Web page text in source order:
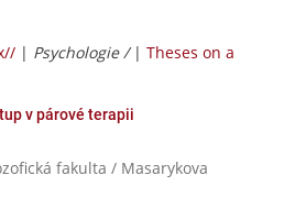
| Psychologie / | Theses on a
v párové terapii
fakulta / Masarykova